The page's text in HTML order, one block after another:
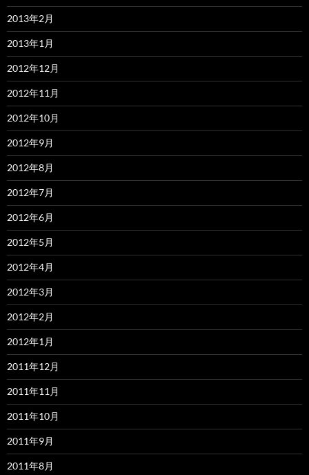
2013年2月
2013年1月
2012年12月
2012年11月
2012年10月
2012年9月
2012年8月
2012年7月
2012年6月
2012年5月
2012年4月
2012年3月
2012年2月
2012年1月
2011年12月
2011年11月
2011年10月
2011年9月
2011年8月